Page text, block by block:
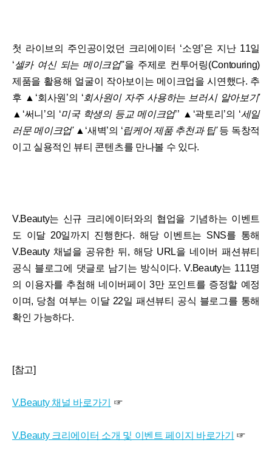
첫 라이브의 주인공이었던 크리에이터 ‘소영’은 지난 11일
‘셀카 여신 되는 메이크업’'을 주제로 컨투어링(Contouring)
제품을 활용해 얼굴이 작아보이는 메이크업을 시연했다. 추
후 ▲‘회사원’의 ‘회사원이 자주 사용하는 브러시 알아보기'
▲‘써니’의 ‘미국 학생의 등교 메이크업’’ ▲‘곽토리’의 ‘세일
러문 메이크업'▲‘새벽’의 ‘립케어 제품 추천과 팁'등 독창적
이고 실용적인 뷰티 콘텐츠를 만나볼 수 있다.
V.Beauty는 신규 크리에이터와의 협업을 기념하는 이벤트
도 이달 20일까지 진행한다. 해당 이벤트는 SNS를 통해
V.Beauty 채널을 공유한 뒤, 해당 URL을 네이버 패션뷰티
공식 블로그에 댓글로 남기는 방식이다. V.Beauty는 111명
의 이용자를 추첨해 네이버페이 3만 포인트를 증정할 예정
이며, 당첨 여부는 이달 22일 패션뷰티 공식 블로그를 통해
확인 가능하다.
[참고]
V.Beauty 채널 바로가기 ☞
V.Beauty 크리에이터 소개 및 이벤트 페이지 바로가기 ☞